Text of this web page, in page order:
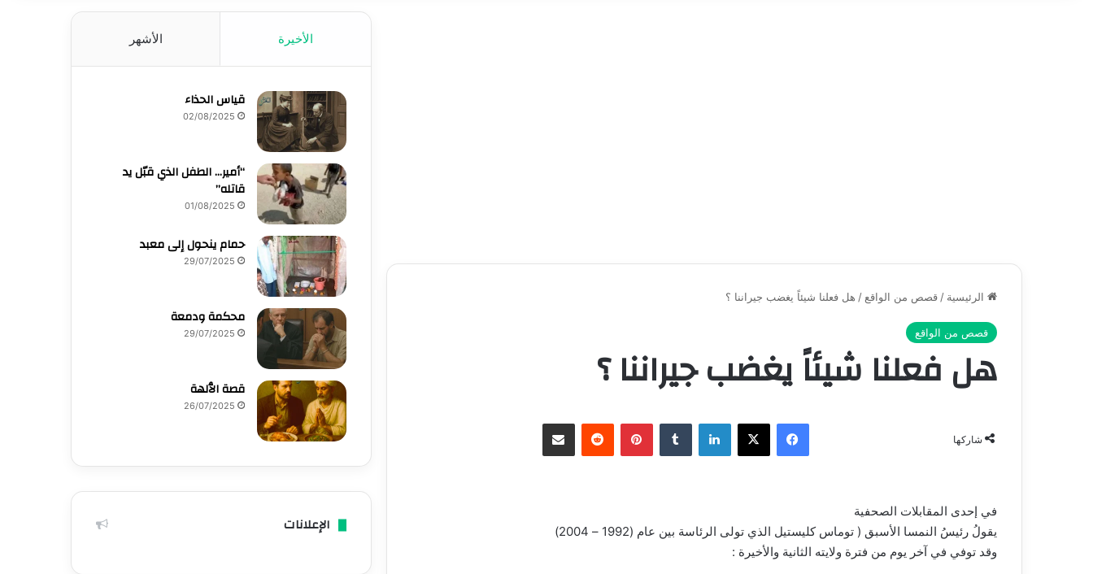
الرئيسية / قصص من الواقع / هل فعلنا شيئاً يغضب جيراننا ؟
قصص من الواقع
هل فعلنا شيئاً يغضب جيراننا ؟
شاركها
فيسبوك ‫X لينكدإن ‏Tumblr بينتيريست
‏Reddit مشاركة عبر البريد
في إحدى المقابلات الصحفية
يقولُ رئيسُ النمسا الأسبق ( توماس كليستيل الذي تولى الرئاسة بين عام (1992 – 2004)
وقد توفي في آخر يوم من فترة ولايته الثانية والأخيرة :
الأخيرة الأشهر
قياس الحذاء
02/08/2025
“أمير… الطفل الذي قبّل يد
قاتله”
01/08/2025
حمام ينحول إلى معبد
29/07/2025
محكمة ودمعة
29/07/2025
قصة الٱلهة
26/07/2025
الإعلانات